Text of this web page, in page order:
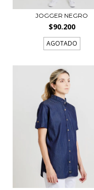
JOGGER NEGRO
$90.200
AGOTADO